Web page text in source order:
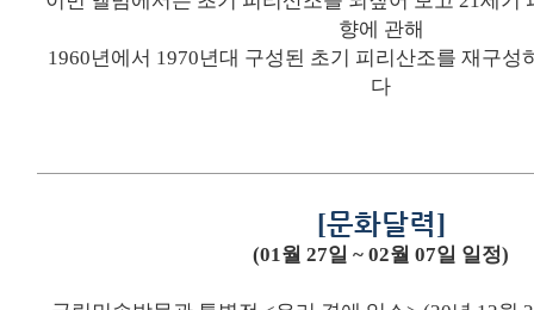
향에 관해
1960년에서 1970년대 구성된 초기 피리산조를 재구성
다
[문화달력]
(01 월27일~ 02월07일 일정)